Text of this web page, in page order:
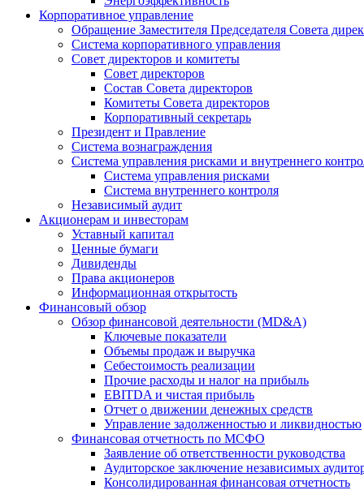
Корпоративное управление
Обращение Заместителя Председателя Совета
Система корпоративного управления
Совет директоров и комитеты
Совет директоров
Состав Совета директоров
Комитеты Совета директоров
Корпоративный секретарь
Президент и Правление
Система вознаграждения
Система управления рисками и внутреннего
Система управления рисками
Система внутреннего контроля
Независимый аудит
Акционерам и инвесторам
Уставный капитал
Ценные бумаги
Дивиденды
Права акционеров
Информационная открытость
Финансовый обзор
Обзор финансовой деятельности (MD&A)
Ключевые показатели
Объемы продаж и выручка
Себестоимость реализации
Прочие расходы и налог на прибыль
EBITDA и чистая прибыль
Отчет о движении денежных средств
Управление задолженностью и ликвидностью
Финансовая отчетность по МСФО
Заявление об ответственности руководства
Аудиторское заключение независимых
Консолидированная финансовая отчетность